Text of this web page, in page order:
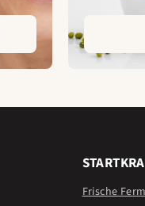
Frische